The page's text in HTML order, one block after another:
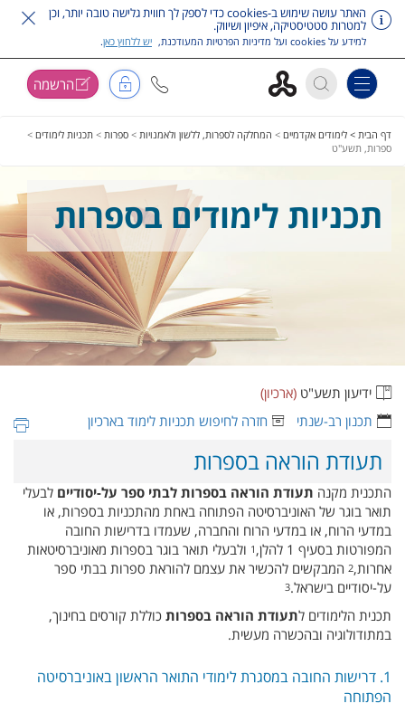
האתר עושה שימוש ב-cookies כדי לספק לך חווית גלישה טובה יותר, וכן
למטרות סטטיסטיקה, איפיון ושיווק.
למידע על cookies ועל מדיניות הפרטיות המעודכנת, יש ללחוץ כאן.
Toggle navigation הרשמה
דף הבית > לימודים אקדמיים > המחלקה לספרות, ללשון ולאמנויות > ספרות > תכניות לימודים >
ספרות, תשע"ט
תכניות לימודים בספרות
ידיעון תשע"ט (ארכיון)
תכנון רב-שנתי
חזרה לחיפוש תכניות לימוד בארכיון
תעודת הוראה בספרות
התכנית מקנה תעודת הוראה בספרות לבתי ספר על-יסודיים לבעלי
תואר בוגר של האוניברסיטה הפתוחה באחת מהתכניות בספרות, או
במדעי הרוח, או במדעי הרוח והחברה, שעמדו בדרישות החובה
המפורטות בסעיף 1 להלן,
1 ולבעלי תואר בוגר בספרות מאוניברסיטאות
אחרות,2 המבקשים להכשיר את עצמם להוראת ספרות בבתי ספר
על-יסודיים בישראל.3
תכנית הלימודים לתעודת הוראה בספרות כוללת קורסים בחינוך,
במתודולוגיה ובהכשרה מעשית.
1. דרישות החובה במסגרת לימודי התואר הראשון באוניברסיטה
הפתוחה